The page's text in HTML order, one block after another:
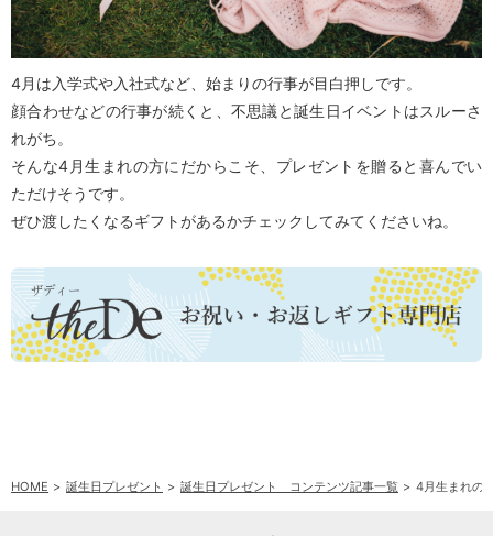
4月は入学式や入社式など、始まりの行事が目白押しです。
顔合わせなどの行事が続くと、不思議と誕生日イベントはスルーさ
れがち。
そんな4月生まれの方にだからこそ、プレゼントを贈ると喜んでい
ただけそうです。
ぜひ渡したくなるギフトがあるかチェックしてみてくださいね。
HOME 誕生日プレゼント 誕生日プレゼント コンテンツ記事一覧 4月生まれの